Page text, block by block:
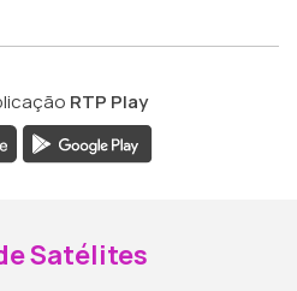
RTP Play
Satélites